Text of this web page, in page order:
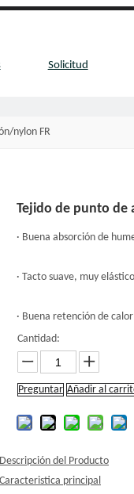
Solicitud
nylon FR
Tejido de punto de
· Buena absorción de
· Tacto suave, muy
· Buena retención de
Cantidad:
Preguntar Añadir al
Descripción del Producto
Caracteristica principal